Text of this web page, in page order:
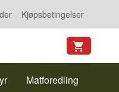
Kjøpsbetingelser
Matforedling